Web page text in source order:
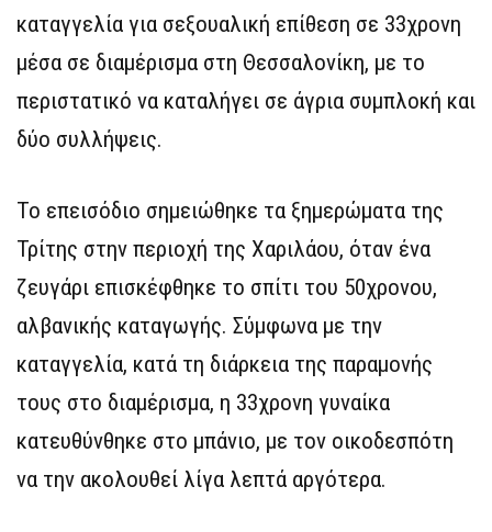
καταγγελία για σεξουαλική επίθεση σε 33χρονη
μέσα σε διαμέρισμα στη Θεσσαλονίκη, με το
περιστατικό να καταλήγει σε άγρια συμπλοκή και
δύο συλλήψεις.
Το επεισόδιο σημειώθηκε τα ξημερώματα της
Τρίτης στην περιοχή της Χαριλάου, όταν ένα
ζευγάρι επισκέφθηκε το σπίτι του 50χρονου,
αλβανικής καταγωγής. Σύμφωνα με την
καταγγελία, κατά τη διάρκεια της παραμονής
τους στο διαμέρισμα, η 33χρονη γυναίκα
κατευθύνθηκε στο μπάνιο, με τον οικοδεσπότη
να την ακολουθεί λίγα λεπτά αργότερα.